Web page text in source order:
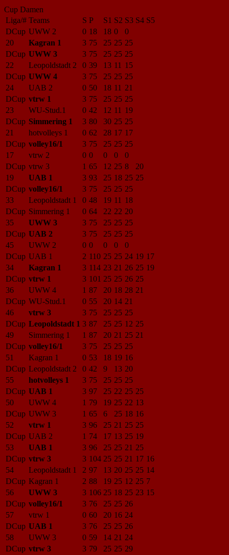
Cup Damen
Liga/# Teams S P S1 S2 S3 S4 S5
DCup UWW 2 0 18 18 0
0
20
Kagran 1 3 75 25 25 25
DCup UWW 3 3 75 25 25 25
22
Leopoldstadt 2 0 39 13 11 15
DCup UWW 4 3 75 25 25 25
24
UAB 2 0 50 18 11 21
DCup vtrw 1 3 75 25 25 25
23
WU-Stud.1 0 42 12 11 19
DCup Simmering 1 3 80 30 25 25
21
hotvolleys 1 0 62 28 17 17
DCup volley16/1 3 75 25 25 25
17
vtrw 2 0 0 0 0
0
DCup vtrw 3 1 65 12 25 8
20
19
UAB 1 3 93 25 18 25 25
DCup volley16/1 3 75 25 25 25
33
Leopoldstadt 1 0 48 19 11 18
DCup Simmering 1 0 64 22 22 20
35
UWW 3 3 75 25 25 25
DCup UAB 2 3 75 25 25 25
45
UWW 2 0 0 0 0
0
DCup UAB 1 2 110 25 25 24 19 17
34
Kagran 1 3 114 23 21 26 25 19
DCup vtrw 1 3 101 25 25 26 25
36
UWW 4 1 87 20 18 28 21
DCup WU-Stud.1 0 55 20 14 21
46
vtrw 3 3 75 25 25 25
DCup Leopoldstadt 1 3 87 25 25 12 25
49
Simmering 1 1 87 20 21 25 21
DCup volley16/1 3 75 25 25 25
51
Kagran 1 0 53 18 19 16
DCup Leopoldstadt 2 0 42 9 13 20
55
hotvolleys 1 3 75 25 25 25
DCup UAB 1 3 97 25 22 25 25
50
UWW 4 1 79 19 25 22 13
DCup UWW 3 1 65 6 25 18 16
52
vtrw 1 3 96 25 21 25 25
DCup UAB 2 1 74 17 13 25 19
53
UAB 1 3 96 25 25 21 25
DCup vtrw 3 3 104 25 25 21 17 16
54
Leopoldstadt 1 2 97 13 20 25 25 14
DCup Kagran 1 2 88 19 25 12 25 7
56
UWW 3 3 106 25 18 25 23 15
DCup volley16/1 3 76 25 25 26
57
vtrw 1 0 60 20 16 24
DCup UAB 1 3 76 25 25 26
58
UWW 3 0 59 14 21 24
DCup vtrw 3 3 79 25 25 29